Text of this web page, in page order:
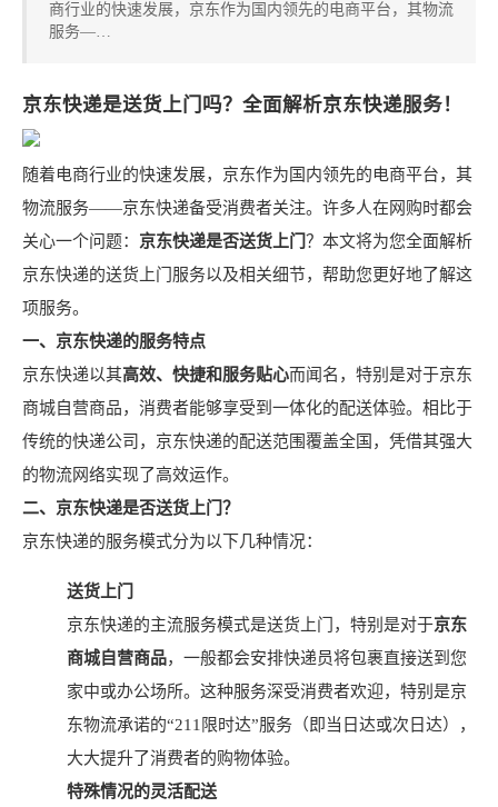
商行业的快速发展，京东作为国内领先的电商平台，其物流
服务—…
京东快递是送货上门吗？全面解析京东快递服务！
随着电商行业的快速发展，京东作为国内领先的电商平台，其
物流服务——京东快递备受消费者关注。许多人在网购时都会
关心一个问题： 京东快递是否送货上门 ？本文将为您全面解析
京东快递的送货上门服务以及相关细节，帮助您更好地了解这
项服务。
一、京东快递的服务特点
京东快递以其高效、快捷和服务贴心而闻名，特别是对于京东
商城自营商品，消费者能够享受到一体化的配送体验。相比于
传统的快递公司，京东快递的配送范围覆盖全国，凭借其强大
的物流网络实现了高效运作。
二、京东快递是否送货上门？
京东快递的服务模式分为以下几种情况：
送货上门
京东快递的主流服务模式是送货上门，特别是对于京东
商城自营商品，一般都会安排快递员将包裹直接送到您
家中或办公场所。这种服务深受消费者欢迎，特别是京
东物流承诺的“211限时达”服务（即当日达或次日达），
大大提升了消费者的购物体验。
特殊情况的灵活配送